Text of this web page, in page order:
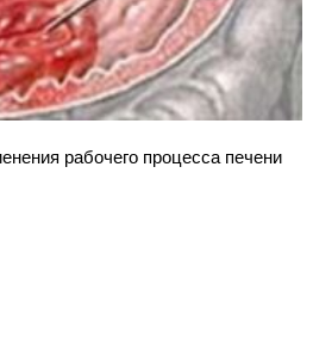
рабочего процесса печени